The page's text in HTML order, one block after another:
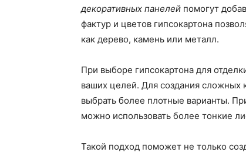
декоративных панелей помогут
фактур и цветов гипсокартона
как дерево, камень или металл.
При выборе гипсокартона для
ваших целей. Для создания сложных
выбрать более плотные варианты.
можно использовать более тонкие
Такой подход поможет не только